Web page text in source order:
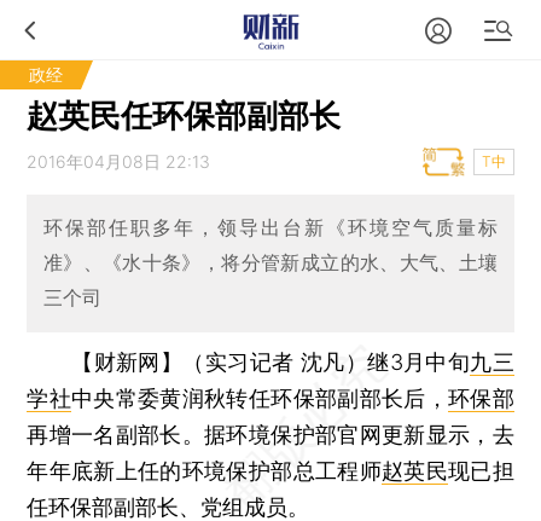
政经
赵英民任环保部副部长
2016年04月08日 22:13 T中
环保部任职多年，领导出台新《环境空气质量标
准》、《水十条》，将分管新成立的水、大气、土壤
三个司
【财新网】（实习记者 沈凡）继3月中旬九三
学社中央常委黄润秋转任环保部副部长后， 环保部
再增一名副部长。据环境保护部官网更新显示，去
年年底新上任的环境保护部总工程师赵英民现已担
任环保部副部长、党组成员。